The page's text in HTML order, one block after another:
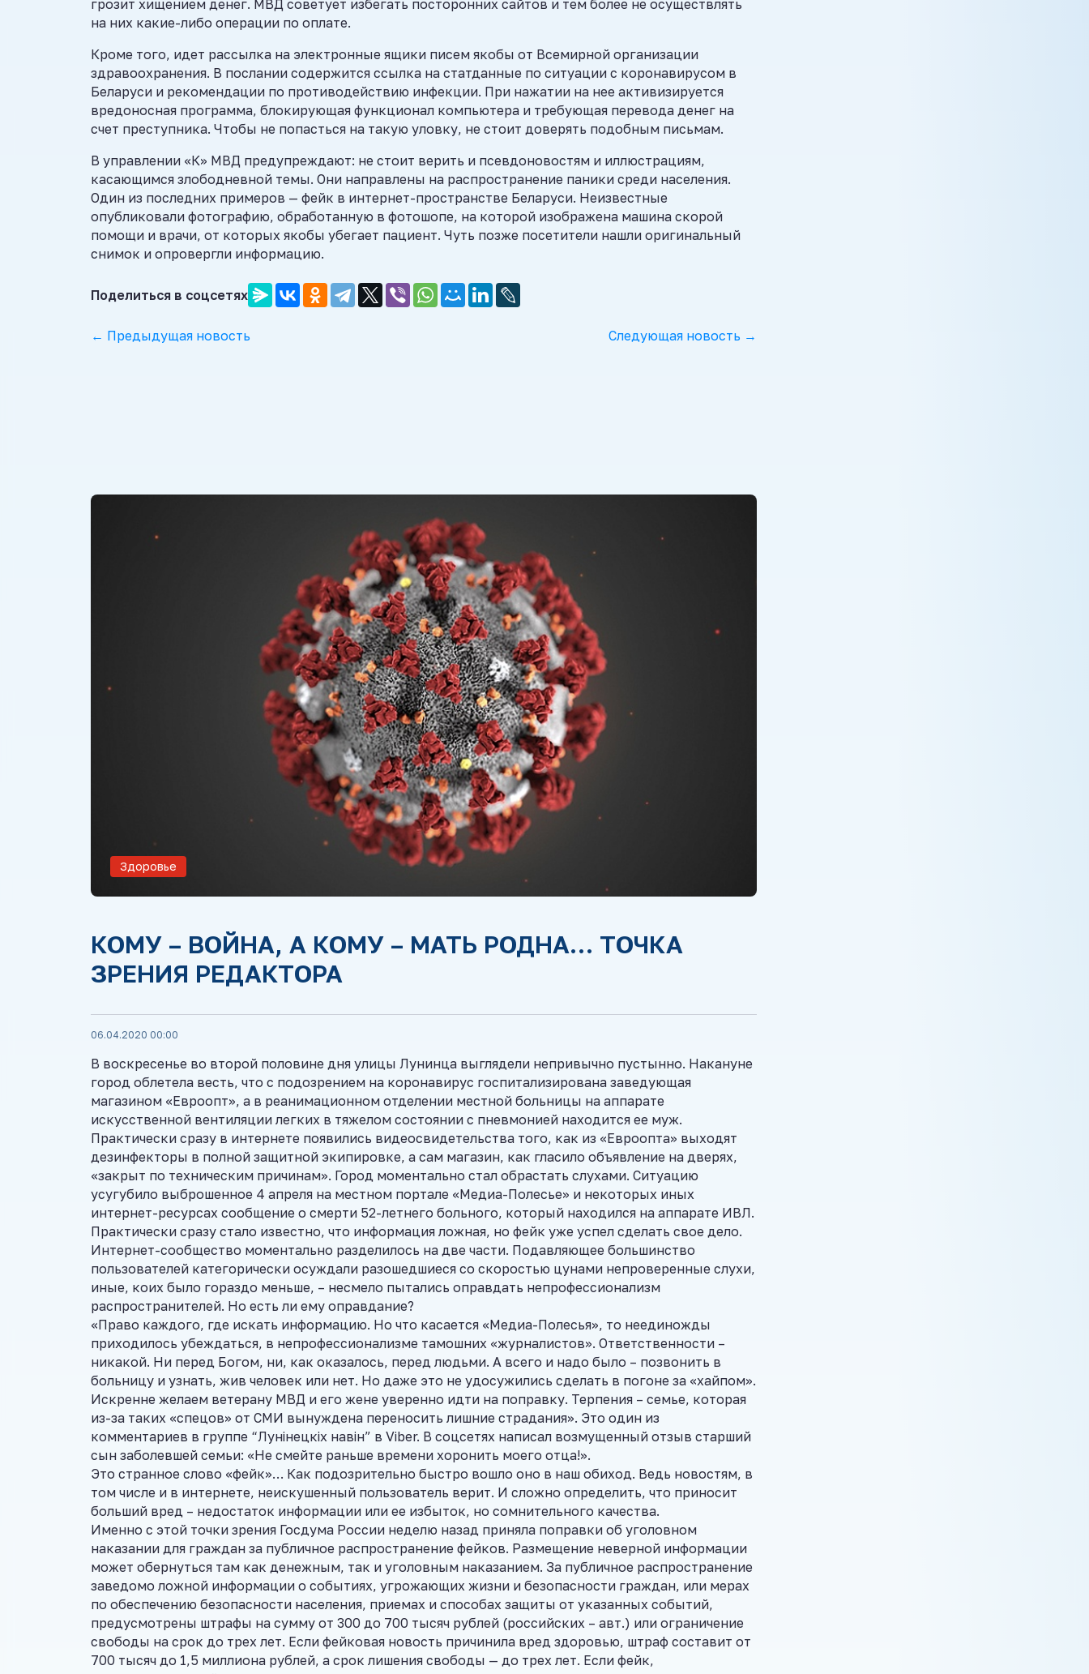
грозит хищением денег. МВД советует избегать посторонних сайтов и тем более не осуществлять
на них какие-либо операции по оплате.
Кроме того, идет рассылка на электронные ящики писем якобы от Всемирной организации
здравоохранения. В послании содержится ссылка на статданные по ситуации с коронавирусом в
Беларуси и рекомендации по противодействию инфекции. При нажатии на нее активизируется
вредоносная программа, блокирующая функционал компьютера и требующая перевода денег на
счет преступника. Чтобы не попасться на такую уловку, не стоит доверять подобным письмам.
В управлении «К» МВД предупреждают: не стоит верить и псевдоновостям и иллюстрациям,
касающимся злободневной темы. Они направлены на распространение паники среди населения.
Один из последних примеров — фейк в интернет-пространстве Беларуси. Неизвестные
опубликовали фотографию, обработанную в фотошопе, на которой изображена машина скорой
помощи и врачи, от которых якобы убегает пациент. Чуть позже посетители нашли оригинальный
снимок и опровергли информацию.
Поделиться в соцсетях
← Предыдущая новость Следующая новость →
Здоровье
КОМУ – ВОЙНА, А КОМУ – МАТЬ РОДНА… ТОЧКА
ЗРЕНИЯ РЕДАКТОРА
06.04.2020 00:00
В воскресенье во второй половине дня улицы Лунинца выглядели непривычно пустынно. Накануне
город облетела весть, что с подозрением на коронавирус госпитализирована заведующая
магазином «Евроопт», а в реанимационном отделении местной больницы на аппарате
искусственной вентиляции легких в тяжелом состоянии с пневмонией находится ее муж.
Практически сразу в интернете появились видеосвидетельства того, как из «Евроопта» выходят
дезинфекторы в полной защитной экипировке, а сам магазин, как гласило объявление на дверях,
«закрыт по техническим причинам». Город моментально стал обрастать слухами. Ситуацию
усугубило выброшенное 4 апреля на местном портале «Медиа-Полесье» и некоторых иных
интернет-ресурсах сообщение о смерти 52-летнего больного, который находился на аппарате ИВЛ.
Практически сразу стало известно, что информация ложная, но фейк уже успел сделать свое дело.
Интернет-сообщество моментально разделилось на две части. Подавляющее большинство
пользователей категорически осуждали разошедшиеся со скоростью цунами непроверенные слухи,
иные, коих было гораздо меньше, – несмело пытались оправдать непрофессионализм
распространителей. Но есть ли ему оправдание?
«Право каждого, где искать информацию. Но что касается «Медиа-Полесья», то неединожды
приходилось убеждаться, в непрофессионализме тамошних «журналистов». Ответственности –
никакой. Ни перед Богом, ни, как оказалось, перед людьми. А всего и надо было – позвонить в
больницу и узнать, жив человек или нет. Но даже это не удосужились сделать в погоне за «хайпом».
Искренне желаем ветерану МВД и его жене уверенно идти на поправку. Терпения – семье, которая
из-за таких «спецов» от СМИ вынуждена переносить лишние страдания». Это один из
комментариев в группе “Лунінецкіх навін” в Viber. В соцсетях написал возмущенный отзыв старший
сын заболевшей семьи: «Не смейте раньше времени хоронить моего отца!».
Это странное слово «фейк»… Как подозрительно быстро вошло оно в наш обиход. Ведь новостям, в
том числе и в интернете, неискушенный пользователь верит. И сложно определить, что приносит
больший вред – недостаток информации или ее избыток, но сомнительного качества.
Именно с этой точки зрения Госдума России неделю назад приняла поправки об уголовном
наказании для граждан за публичное распространение фейков. Размещение неверной информации
может обернуться там как денежным, так и уголовным наказанием. За публичное распространение
заведомо ложной информации о событиях, угрожающих жизни и безопасности граждан, или мерах
по обеспечению безопасности населения, приемах и способах защиты от указанных событий,
предусмотрены штрафы на сумму от 300 до 700 тысяч рублей (российских – авт.) или ограничение
свободы на срок до трех лет. Если фейковая новость причинила вред здоровью, штраф составит от
700 тысяч до 1,5 миллиона рублей, а срок лишения свободы — до трех лет. Если фейк,